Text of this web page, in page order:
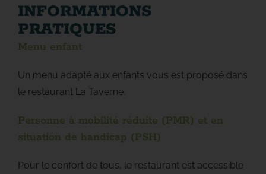
INFORMATIONS
PRATIQUES
Menu enfant
Un menu adapté aux enfants vous est proposé dans
le restaurant La Taverne.
Personne à mobilité réduite (PMR) et en
situation de handicap (PSH)
Pour le confort de tous, le restaurant est accessible